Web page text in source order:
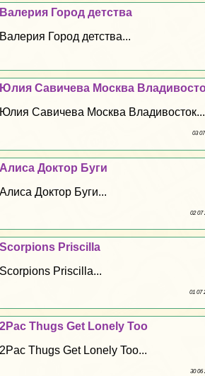
Валерия Город детства
Валерия Город детства...
Юлия Савичева Москва
Юлия Савичева Москва Владивосток...
03
Алиса Доктор Буги
Алиса Доктор Буги...
02 07
Scorpions Priscilla
Scorpions Priscilla...
01 07
2Pac Thugs Get Lonely Too
2Pac Thugs Get Lonely Too...
30 06